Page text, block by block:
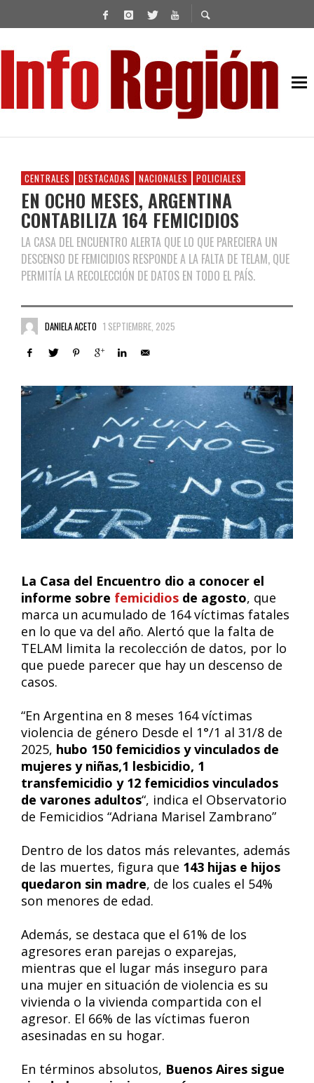
CENTRALES DESTACADAS NACIONALES POLICIALES
EN OCHO MESES, ARGENTINA
CONTABILIZA 164 FEMICIDIOS
LA CASA DEL ENCUENTRO ALERTA QUE LO QUE PARECIERA UN
DESCENSO DE FEMICIDIOS RESPONDE A LA FALTA DE TELAM, QUE
PERMITÍA LA RECOLECCIÓN DE DATOS EN TODO EL PAÍS.
DANIELA ACETO 1 SEPTIEMBRE, 2025
La Casa del Encuentro dio a conocer el
informe sobre femicidios de agosto, que
marca un acumulado de 164 víctimas fatales
en lo que va del año. Alertó que la falta de
TELAM limita la recolección de datos, por lo
que puede parecer que hay un descenso de
casos.
“En Argentina en 8 meses 164 víctimas
violencia de género Desde el 1°/1 al 31/8 de
2025, hubo 150 femicidios y vinculados de
mujeres y niñas,1 lesbicidio, 1
transfemicidio y 12 femicidios vinculados
de varones adultos“, indica el Observatorio
de Femicidios “Adriana Marisel Zambrano”
Dentro de los datos más relevantes, además
de las muertes, figura que 143 hijas e hijos
quedaron sin madre, de los cuales el 54%
son menores de edad.
Además, se destaca que el 61% de los
agresores eran parejas o exparejas,
mientras que el lugar más inseguro para
una mujer en situación de violencia es su
vivienda o la vivienda compartida con el
agresor. El 66% de las víctimas fueron
asesinadas en su hogar.
En términos absolutos, Buenos Aires sigue